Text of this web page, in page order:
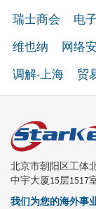
瑞士商会
电
维也纳
网络
调解-上海
贸
北京市朝阳区工体
中宇大厦15层1517
我们为您的海外事